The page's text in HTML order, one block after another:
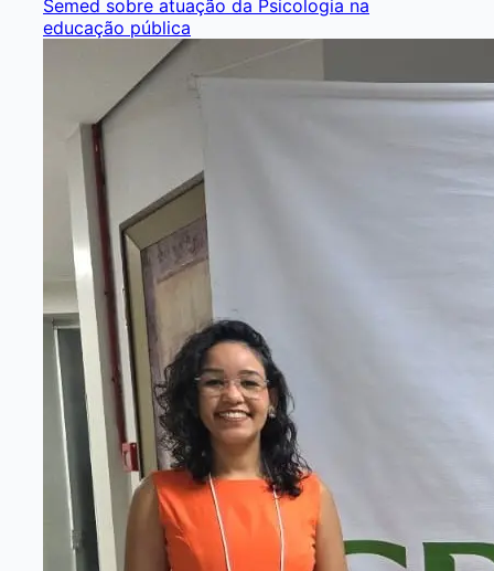
Semed sobre atuação da Psicologia na
educação pública